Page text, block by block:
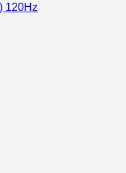
120Hz